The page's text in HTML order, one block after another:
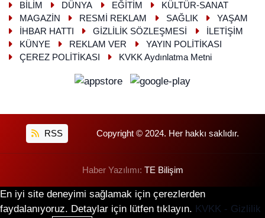
BİLİM
DÜNYA EĞİTİM
KÜLTÜR-SANAT
MAGAZİN
RESMİ REKLAM SAĞLIK
YAŞAM
İHBAR HATTI
GİZLİLİK SÖZLEŞMESİ
İLETİŞİM
KÜNYE
REKLAM VER
YAYIN POLİTİKASI
ÇEREZ POLİTİKASI
KVKK Aydınlatma Metni
RSS Copyright © 2024. Her hakkı saklıdır.
Haber Yazılımı: TE Bilişim
En iyi site deneyimi sağlamak için çerezlerden
faydalanıyoruz. Detaylar için lütfen tıklayın. KVKK - Gizlilik